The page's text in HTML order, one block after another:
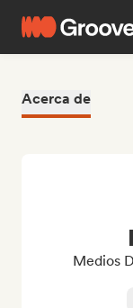
Acerca de
Medios